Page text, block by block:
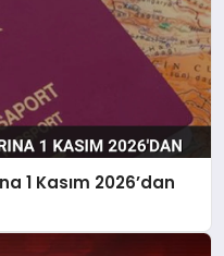
1 Kasım 2026’dan